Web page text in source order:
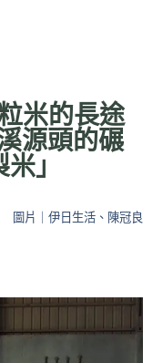
米的長途
源頭的碾
」
圖片｜伊日生活、陳冠良